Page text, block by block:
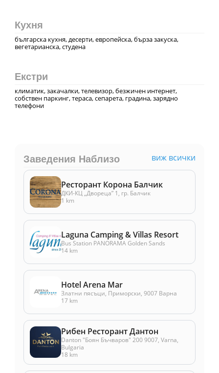
Кухня
българска кухня, десерти, европейска, бърза закуска,
вегeтарианска, студена
Екстри
климатик, закачалки, телевизор, безжичен интернет,
собствен паркинг, тераса, сепарета, градина, зарядно
телефони
Заведения Наблизо виж всички
Ресторант Корона Балчик
ДКИ-КЦ „Двореца” 1, гр. Балчик
1 km
Laguna Camping & Villas Resort
Bus Station PANORAMA Golden Sands
14 km
Hotel Arena Mar
Златни пясъци, Приморски, 9007 Варна
17 km
Рибен Ресторант Дантон
Danton "Боян Бъчваров" 200 9007, Varna,
Bulgaria
18 km